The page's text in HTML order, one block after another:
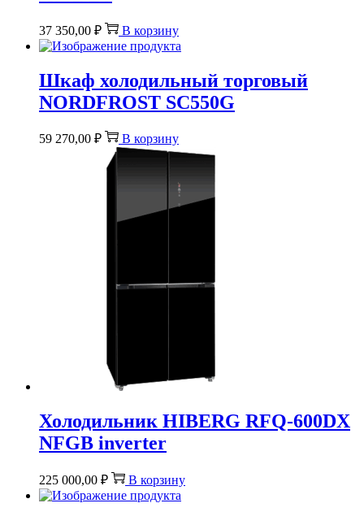
37 350,00 ₽ В корзину
Шкаф холодильный торговый
NORDFROST SC550G
59 270,00 ₽ В корзину
Холодильник HIBERG RFQ-600DX
NFGB inverter
225 000,00 ₽ В корзину